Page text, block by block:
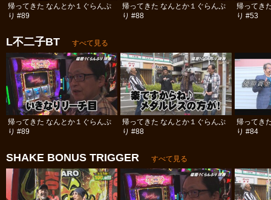
帰ってきた なんとか１ぐらんぷ
り #89
帰ってきた なんとか１ぐらんぷ
り #88
帰ってき
り #53
L不二子BT すべて見る
帰ってきた なんとか１ぐらんぷ
り #89
帰ってきた なんとか１ぐらんぷ
り #88
帰ってき
り #84
SHAKE BONUS TRIGGER すべて見る